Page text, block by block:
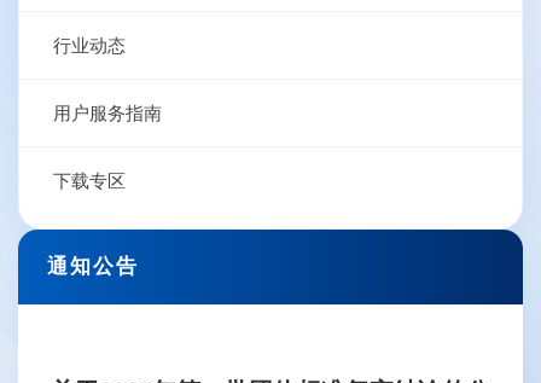
行业动态
用户服务指南
下载专区
通知公告